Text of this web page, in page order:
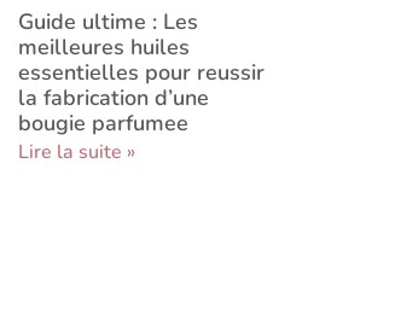
Guide ultime : Les
meilleures huiles
essentielles pour reussir
la fabrication d’une
bougie parfumee
Lire la suite »